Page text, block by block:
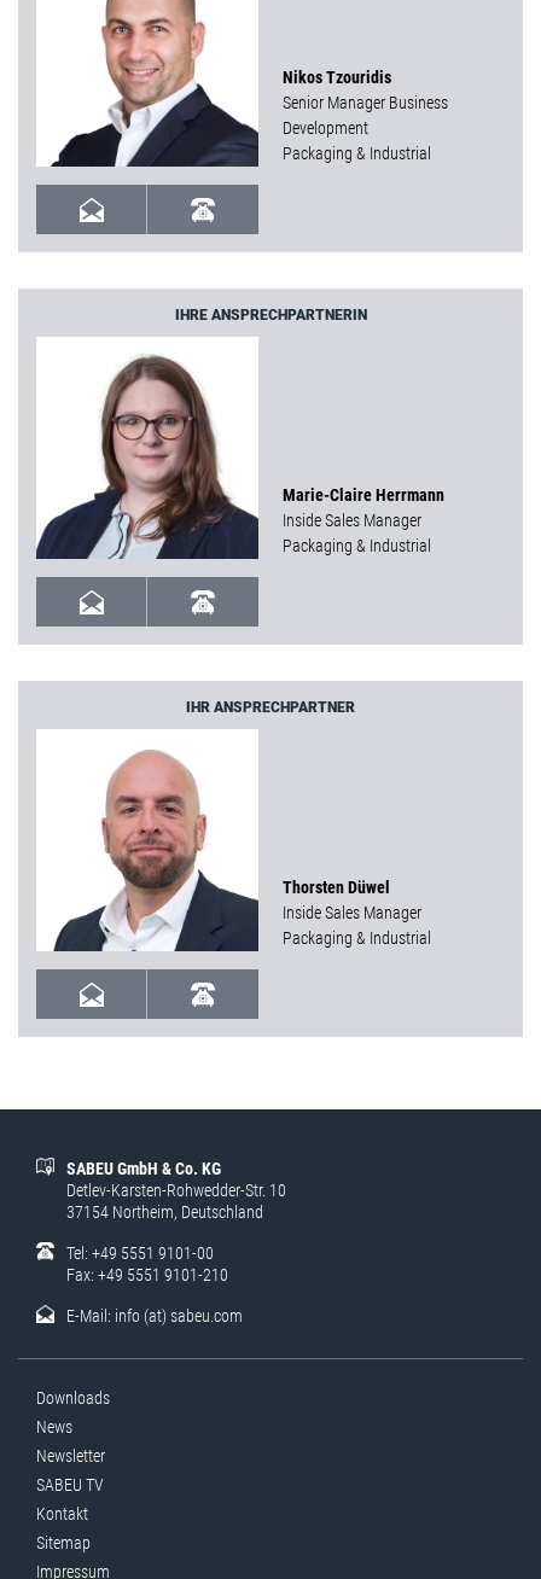
Nikos Tzouridis
Senior Manager Business
Development
Packaging & Industrial
IHRE ANSPRECHPARTNERIN
Marie-Claire Herrmann
Inside Sales Manager
Packaging & Industrial
IHR ANSPRECHPARTNER
Thorsten Düwel
Inside Sales Manager
Packaging & Industrial
SABEU GmbH & Co. KG
Detlev-Karsten-Rohwedder-Str. 10
37154 Northeim, Deutschland
Tel: +49 5551 9101-00
Fax: +49 5551 9101-210
E-Mail: info (at) sabeu.com
Downloads
News
Newsletter
SABEU TV
Kontakt
Sitemap
Impressum